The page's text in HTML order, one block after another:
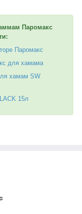
Паромакс
Паромакс
для хамама
хамам SW
15л